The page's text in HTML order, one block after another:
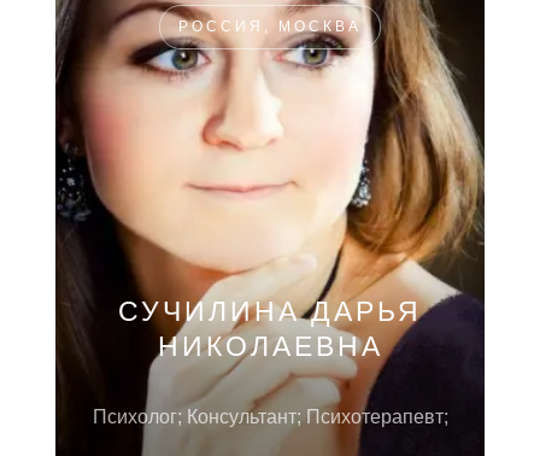
РОССИЯ, МОСКВА
СУЧИЛИНА ДАРЬЯ
НИКОЛАЕВНА
Психолог; Консультант; Психотерапевт;